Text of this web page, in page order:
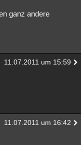
ganz andere
11.07.2011 um 15:59
11.07.2011 um 16:42